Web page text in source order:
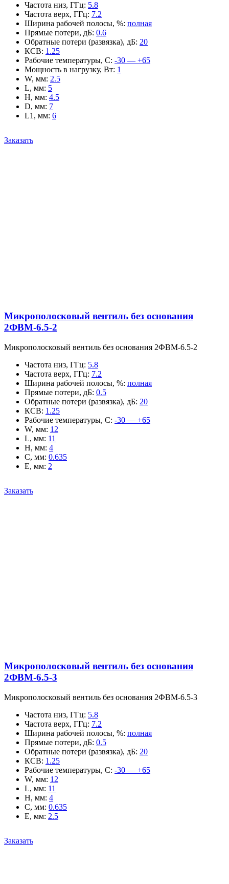
Частота низ, ГГц: 5.8
Частота верх, ГГц: 7.2
Ширина рабочей полосы, %: полная
Прямые потери, дБ: 0.6
Обратные потери (развязка), дБ: 20
КСВ: 1.25
Рабочие температуры, С: -30 — +65
Мощность в нагрузку, Вт: 1
W, мм: 2.5
L, мм: 5
H, мм: 4.5
D, мм: 7
L1, мм: 6
Заказать
Микрополосковый вентиль без основания
2ФВМ-6.5-2
Микрополосковый вентиль без основания 2ФВМ-6.5-2
Частота низ, ГГц: 5.8
Частота верх, ГГц: 7.2
Ширина рабочей полосы, %: полная
Прямые потери, дБ: 0.5
Обратные потери (развязка), дБ: 20
КСВ: 1.25
Рабочие температуры, С: -30 — +65
W, мм: 12
L, мм: 11
H, мм: 4
C, мм: 0.635
E, мм: 2
Заказать
Микрополосковый вентиль без основания
2ФВМ-6.5-3
Микрополосковый вентиль без основания 2ФВМ-6.5-3
Частота низ, ГГц: 5.8
Частота верх, ГГц: 7.2
Ширина рабочей полосы, %: полная
Прямые потери, дБ: 0.5
Обратные потери (развязка), дБ: 20
КСВ: 1.25
Рабочие температуры, С: -30 — +65
W, мм: 12
L, мм: 11
H, мм: 4
C, мм: 0.635
E, мм: 2.5
Заказать